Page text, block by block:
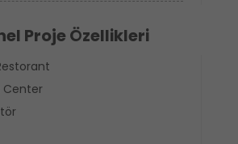
Proje Özellikleri
Center